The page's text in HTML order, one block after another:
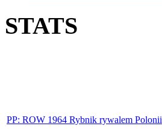
STATS
PP: ROW 1964 Rybnik rywalem Polonii